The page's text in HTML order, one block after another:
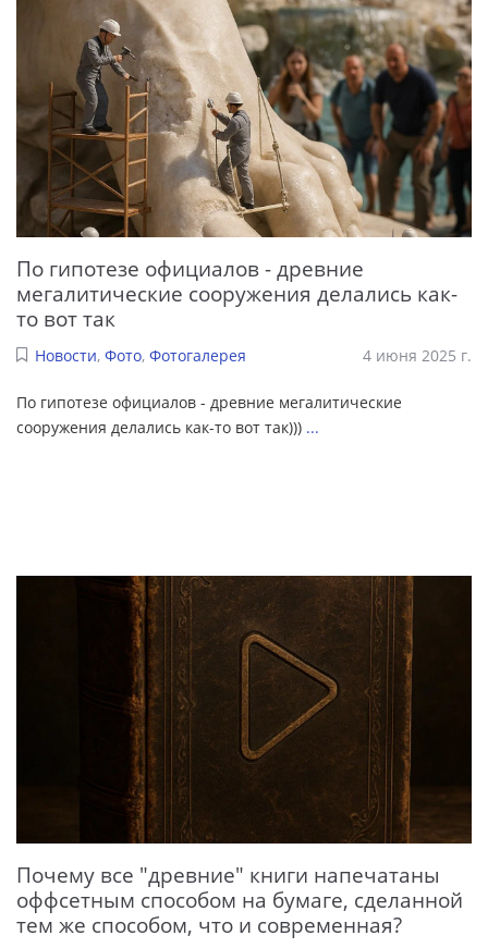
По гипотезе официалов - древние
мегалитические сооружения делались как-
то вот так
Новости, Фото, Фотогалерея 4 июня 2025 г.
По гипотезе официалов - древние мегалитические
сооружения делались как-то вот так))) ...
Почему все "древние" книги напечатаны
оффсетным способом на бумаге, сделанной
тем же способом, что и современная?